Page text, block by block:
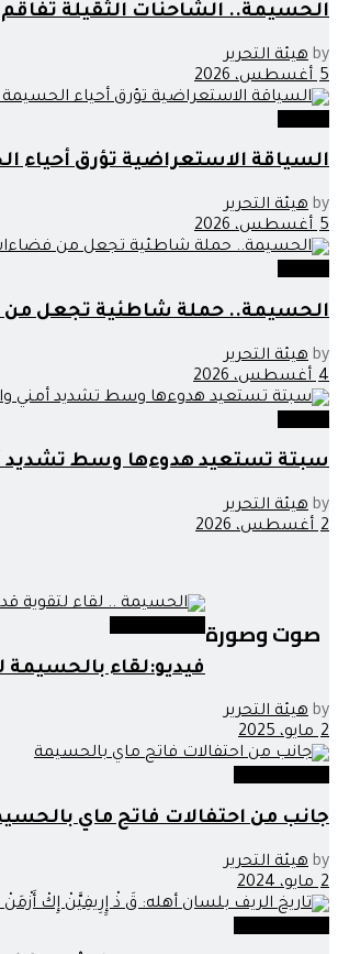
الحسيمة.. الشاحنات الثقيلة
by هيئة التحرير
5 أغسطس، 2026
السياقة الاستعراضية تؤرق أحياء
by هيئة التحرير
5 أغسطس، 2026
الحسيمة.. حملة شاطئية تجعل من
by هيئة التحرير
4 أغسطس، 2026
سبتة تستعيد هدوءها وسط تشديد
by هيئة التحرير
2 أغسطس، 2026
صوت وصورة
فيديو:لقاء بالحسيمة
by هيئة التحرير
2 مايو، 2025
جانب من احتفالات فاتح ماي
by هيئة التحرير
2 مايو، 2024